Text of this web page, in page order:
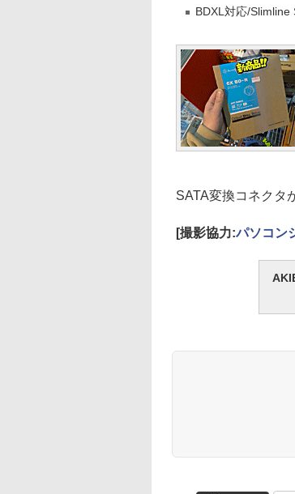
BDXL対応/Slimline
SATA変換コネクタ
[撮影協力:パソコン